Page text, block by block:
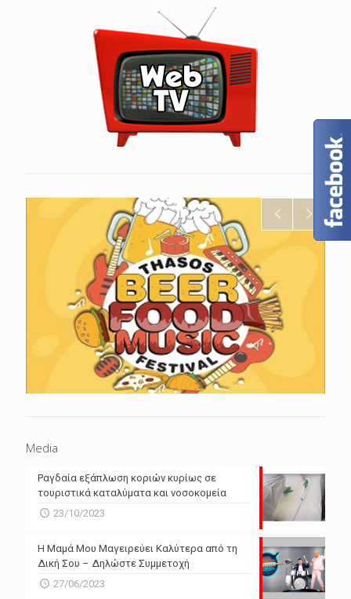
Media
Ραγδαία εξάπλωση κοριών κυρίως σε
τουριστικά καταλύματα και νοσοκομεία
23/10/2023
Η Μαμά Μου Μαγειρεύει Καλύτερα από τη
Δική Σου – Δηλώστε Συμμετοχή
27/06/2023